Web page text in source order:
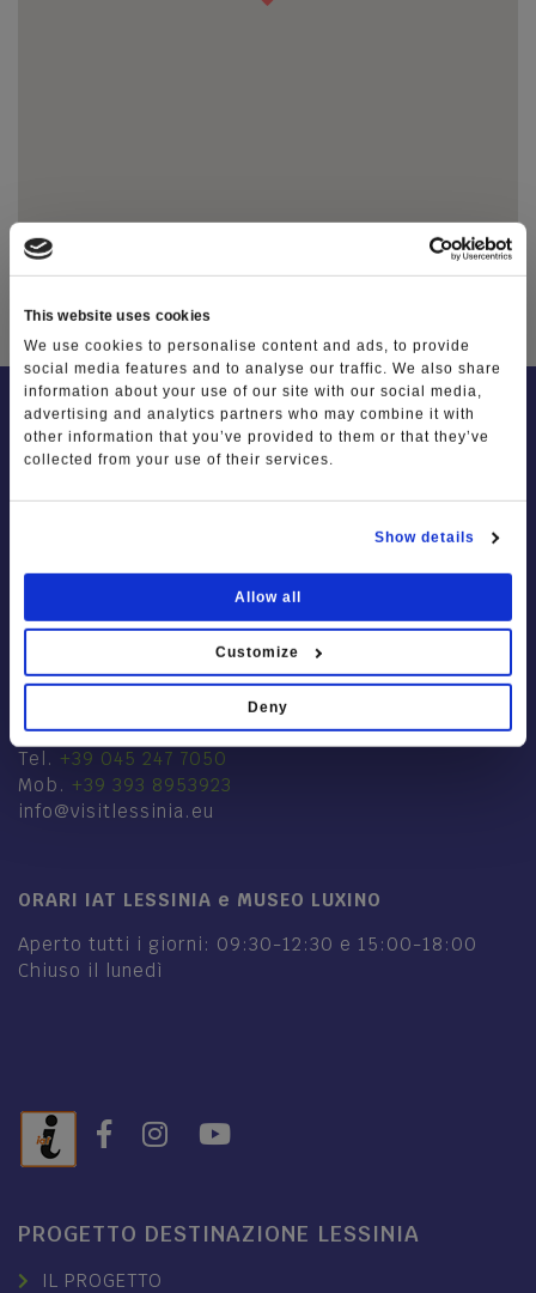
This website uses cookies
We use cookies to personalise content and ads, to provide
social media features and to analyse our traffic. We also share
information about your use of our site with our social media,
advertising and analytics partners who may combine it with
other information that you’ve provided to them or that they’ve
collected from your use of their services.
Show details
Allow all
Customize
Deny
Notizie
TAG
37021 Bosco Chiesanuova VR
Tel. +39 045 247 7050
Mob. +39 393 8953923
info@visitlessinia.eu
ORARI IAT LESSINIA e MUSEO LUXINO
Aperto tutti i giorni: 09:30-12:30 e 15:00-18:00
Chiuso il lunedì
PROGETTO DESTINAZIONE LESSINIA
IL PROGETTO